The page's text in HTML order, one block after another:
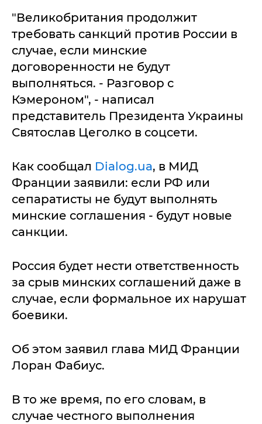
"Великобритания продолжит
требовать санкций против России в
случае, если минские
договоренности не будут
выполняться. - Разговор с
Кэмероном", - написал
представитель Президента Украины
Святослав Цеголко в соцсети.
Как сообщал Dialog.ua, в МИД
Франции заявили: если РФ или
сепаратисты не будут выполнять
минские соглашения - будут новые
санкции.
Россия будет нести ответственность
за срыв минских соглашений даже в
случае, если формальное их нарушат
боевики.
Об этом заявил глава МИД Франции
Лоран Фабиус.
В то же время, по его словам, в
случае честного выполнения